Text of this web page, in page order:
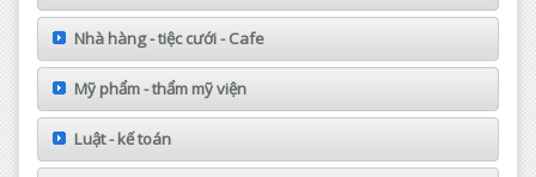
Nhà hàng - tiệc cưới - Cafe
Mỹ phẩm - thẩm mỹ viện
Luật - kế toán